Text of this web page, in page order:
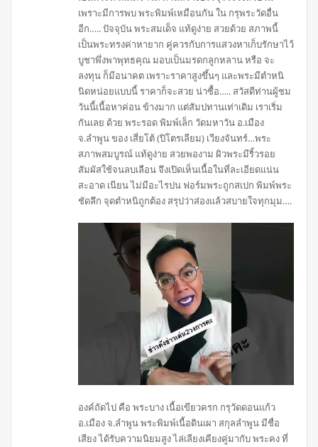
เพราะมีการพบ พระพิมพ์เหมือนกัน ใน กรุพระวัดอื่น
อีก….. ปัจจุบัน พระสมเด็จ แท้ดูง่าย สวยด้วย สภาพนี้
เป็นพระทรงค่าหายาก คู่ควรกับการแสวงหาเก็บรักษาไว้
บูชาพึ่งพาพุทธคุณ มอบเป็นมรดกลูกหลาน หรือ จะ
ลงทุน ก็มีอนาคต เพราะราคาสูงขึ้นๆ และพระมีตำหนิ
นิดหน่อยแบบนี้ ราคาก็จะสวย น่าซื้อ….. สวัสดีท่านผู้ชม
วันนี้เนื้อหาค่อน ข้างมาก แต่สัมปทานเท่าเดิม เราเริ่ม
กันเลย ด้วย พระรอด พิมพ์เล็ก วัดมหาวัน อ.เมือง
จ.ลำพูน ของ เสี่ยโต้ (ปิโตรเลียม) เวียงจันทร์…พระ
สภาพสมบูรณ์ แท้ดูง่าย สวยพองาม ผิวพระมีริ้วรอย
สัมผัสใช้จนลบเลือน จึงเปิดเห็นเนื้อในที่ละเอียดแน่น
สะอาด เนียน ไม่มีอะไรปน ฟอร์มพระถูกสเปก พิมพ์พระ
ชัดลึก จุดตำหนิถูกต้อง สรุปว่าส่องแล้วสบายใจทุกมุม….
องค์ถัดไป คือ พระบาง เนื้อเขียวครก กรุวัดดอนแก้ว
อ.เมือง จ.ลำพูน พระพิมพ์เนื้อดินเผา สกุลลำพูน มีชื่อ
เสียง ได้รับความนิยมสูง ไล่เลียงเคียงคู่มากับ พระคง ที่